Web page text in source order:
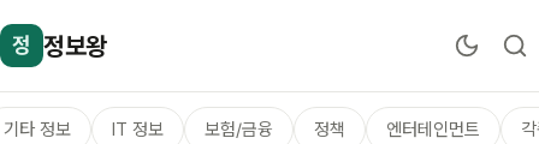
정 정보왕
기타 정보 IT 정보 보험/금융 정책 엔터테인먼트